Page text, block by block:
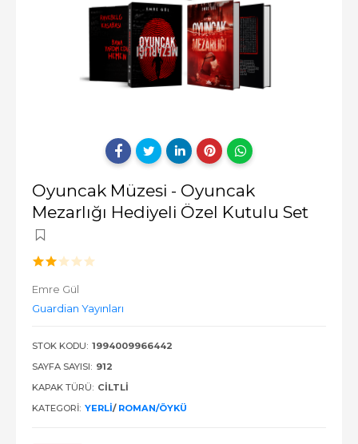
Oyuncak Müzesi - Oyuncak
Mezarlığı Hediyeli Özel Kutulu Set
Emre Gül
Guardian Yayınları
STOK KODU: 1994009966442
SAYFA SAYISI: 912
KAPAK TÜRÜ: CİLTLİ
KATEGORI: YERLI/ ROMAN/ÖYKÜ